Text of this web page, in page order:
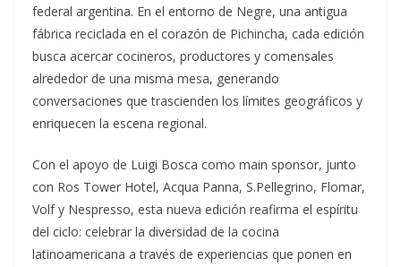
federal argentina. En el entorno de Negre, una antigua
fábrica reciclada en el corazón de Pichincha, cada edición
busca acercar cocineros, productores y comensales
alrededor de una misma mesa, generando
conversaciones que trascienden los límites geográficos y
enriquecen la escena regional.
Con el apoyo de Luigi Bosca como main sponsor, junto
con Ros Tower Hotel, Acqua Panna, S.Pellegrino, Flomar,
Volf y Nespresso, esta nueva edición reafirma el espíritu
del ciclo: celebrar la diversidad de la cocina
latinoamericana a través de experiencias que ponen en